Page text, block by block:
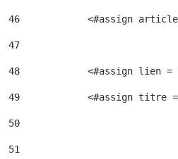
46
<#assign
47
48
<#assign lien =
49
<#assign titre
50
51